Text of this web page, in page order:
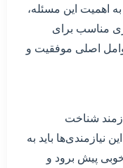
اهمیت این مسئله،
مناسب برای
اصلی موفقیت و
شناخت
نیازمندی‌ها باید به
خوبی پیش برود و